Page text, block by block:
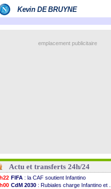
emplacement publicitaire
Actu et transferts 24h/24
FIFA : la CAF soutient Infantino
CdM 2030 : Rubiales charge Infantino et ...